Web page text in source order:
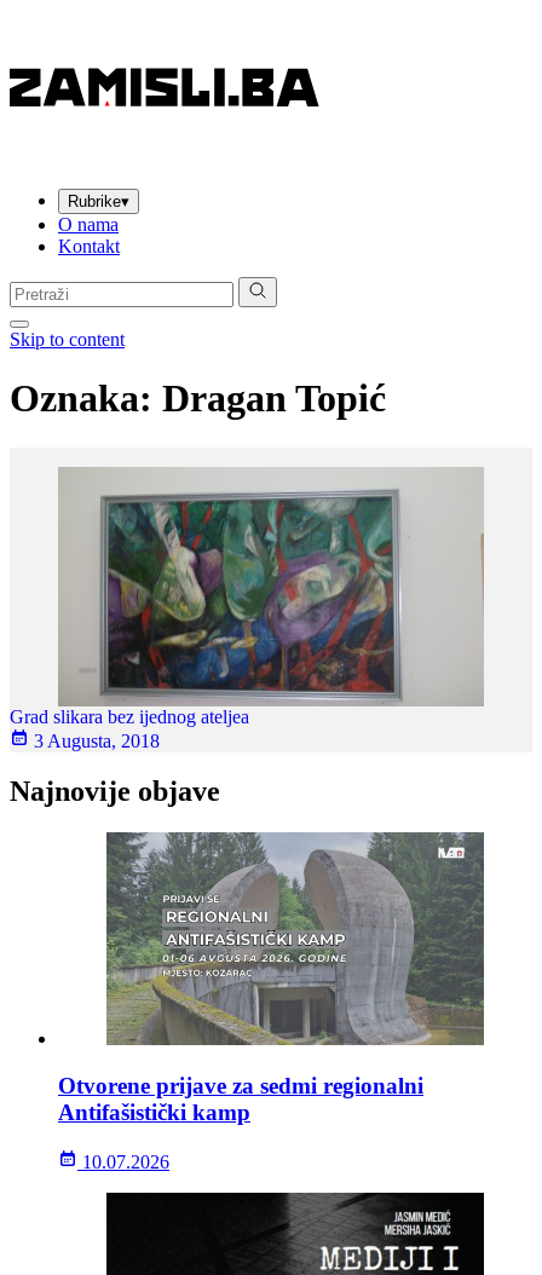
Rubrike▾
O nama
Kontakt
Pretraga:
Skip to content
Oznaka: Dragan Topić
Grad slikara bez ijednog ateljea
3 Augusta, 2018
Najnovije objave
Otvorene prijave za sedmi regionalni
Antifašistički kamp
10.07.2026